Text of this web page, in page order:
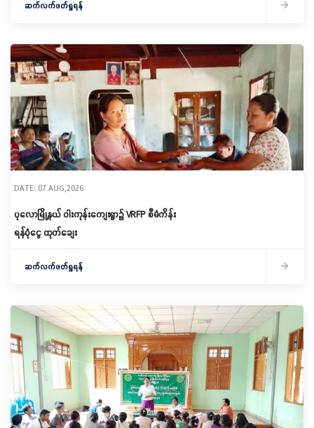
ဆက်လက်ဖတ်ရှုရန်
DATE: 07 AUG,2026
ပုလောမြို့နယ် ဝါးကုန်းကျေးရွာ၌ ‌VRFP စီမံကိန်း
ရန်ပုံငွေ ထုတ်ချေး
ဆက်လက်ဖတ်ရှုရန်